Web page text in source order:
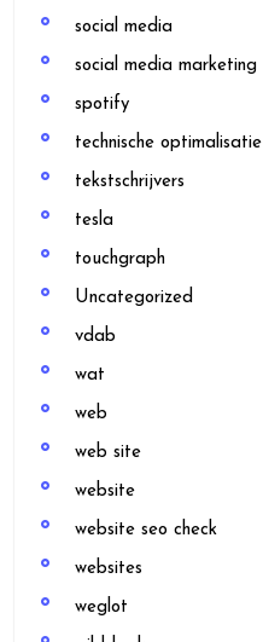
social media
social media marketing
spotify
technische optimalisatie
tekstschrijvers
tesla
touchgraph
Uncategorized
vdab
wat
web
web site
website
website seo check
websites
weglot